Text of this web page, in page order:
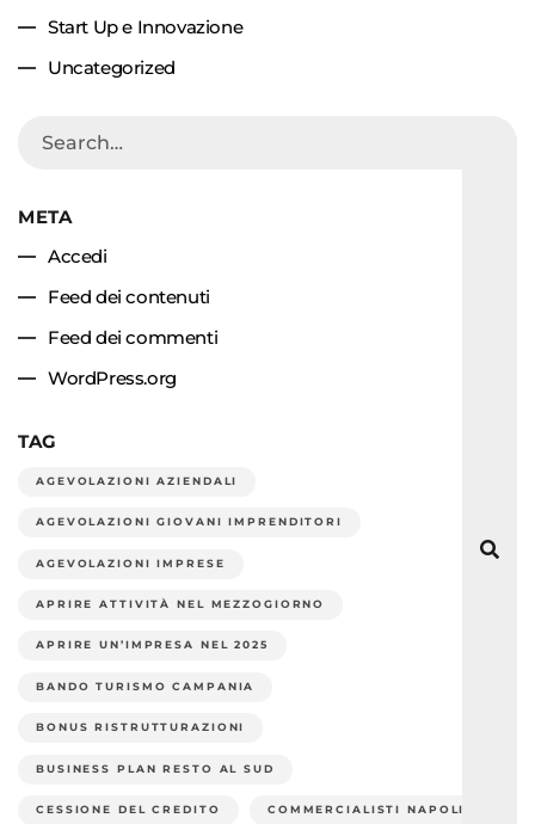
Start Up e Innovazione
Uncategorized
META
Accedi
Feed dei contenuti
Feed dei commenti
WordPress.org
TAG
AGEVOLAZIONI AZIENDALI
AGEVOLAZIONI GIOVANI IMPRENDITORI
AGEVOLAZIONI IMPRESE
APRIRE ATTIVITÀ NEL MEZZOGIORNO
APRIRE UN’IMPRESA NEL 2025
BANDO TURISMO CAMPANIA
BONUS RISTRUTTURAZIONI
BUSINESS PLAN RESTO AL SUD
CESSIONE DEL CREDITO COMMERCIALISTI NAPOLI